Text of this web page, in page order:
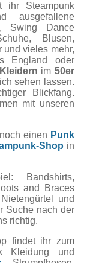
ihr Steampunk
ausgefallene
Swing Dance
Blusen,
und vieles mehr,
England oder
im 50er
sehen lassen.
Blickfang.
mit unseren
einen Punk
Shop in
Bandshirts,
and Braces
und
Suche nach der
richtig.
findet ihr zum
Kleidung und